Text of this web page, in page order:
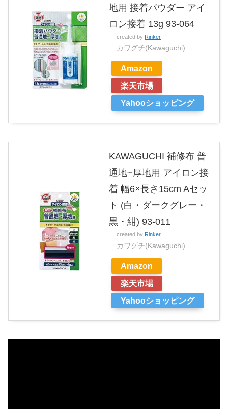
地用 接着パウダー アイ
ロン接着 13g 93-064
created by Rinker
カワグチ(Kawaguchi)
Amazon
楽天市場
Yahooショッピング
KAWAGUCHI 補修布 普
通地~厚地用 アイロン接
着 幅6×長さ15cm Aセッ
ト (白・ダークグレー・
黒・紺) 93-011
created by Rinker
カワグチ(Kawaguchi)
Amazon
楽天市場
Yahooショッピング